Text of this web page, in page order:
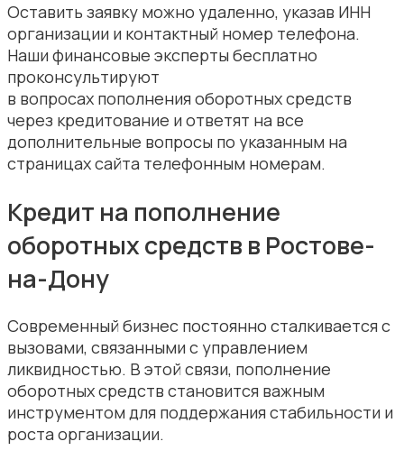
Оставить заявку можно удаленно, указав ИНН
организации и контактный номер телефона.
Наши финансовые эксперты бесплатно
проконсультируют
в вопросах пополнения оборотных средств
через кредитование и ответят на все
дополнительные вопросы по указанным на
страницах сайта телефонным номерам.
Кредит на пополнение
оборотных средств в Ростове-
на-Дону
Современный бизнес постоянно сталкивается с
вызовами, связанными с управлением
ликвидностью. В этой связи, пополнение
оборотных средств становится важным
инструментом для поддержания стабильности и
роста организации.